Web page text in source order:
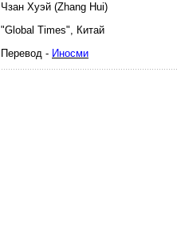
Чзан Хуэй (Zhang Hui)
"Global Times", Китай
Перевод - Иносми